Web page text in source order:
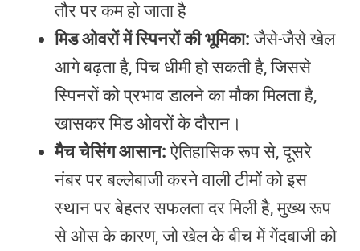
तौर पर कम हो जाता है
मिड ओवरों में स्पिनरों की भूमिका: जैसे-जैसे खेल
आगे बढ़ता है, पिच धीमी हो सकती है, जिससे
स्पिनरों को प्रभाव डालने का मौका मिलता है,
खासकर मिड ओवरों के दौरान।
मैच चेसिंग आसान: ऐतिहासिक रूप से, दूसरे
नंबर पर बल्लेबाजी करने वाली टीमों को इस
स्थान पर बेहतर सफलता दर मिली है, मुख्य रूप
से ओस के कारण, जो खेल के बीच में गेंदबाजी को